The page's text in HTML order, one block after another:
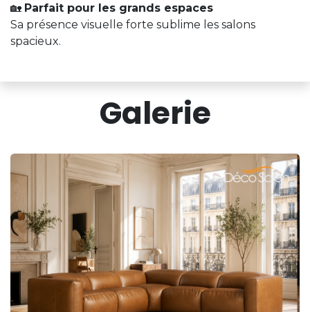
🏡 Parfait pour les grands espaces
Sa présence visuelle forte sublime les salons
spacieux.
Galerie